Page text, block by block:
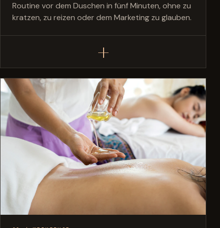
Routine vor dem Duschen in fünf Minuten, ohne zu
kratzen, zu reizen oder dem Marketing zu glauben.
+